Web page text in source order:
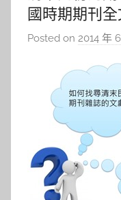
國時期期刊
Posted on 2014 年